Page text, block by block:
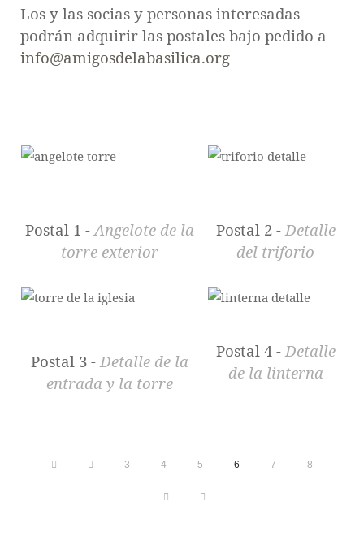
Los y las socias y personas interesadas
podrán adquirir las postales bajo pedido a
info@amigosdelabasilica.org
Postal 1 - Angelote de la
torre exterior
Postal 2 - Detalle
del triforio
Postal 3 - Detalle de la
entrada y la torre
Postal 4 - Detalle
de la linterna
3 4 5 6 7 8